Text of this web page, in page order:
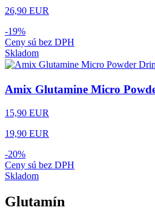
26,90 EUR
-19%
Ceny sú bez DPH
Skladom
Amix Glutamine Micro
15,90 EUR
19,90 EUR
-20%
Ceny sú bez DPH
Skladom
Glutamín